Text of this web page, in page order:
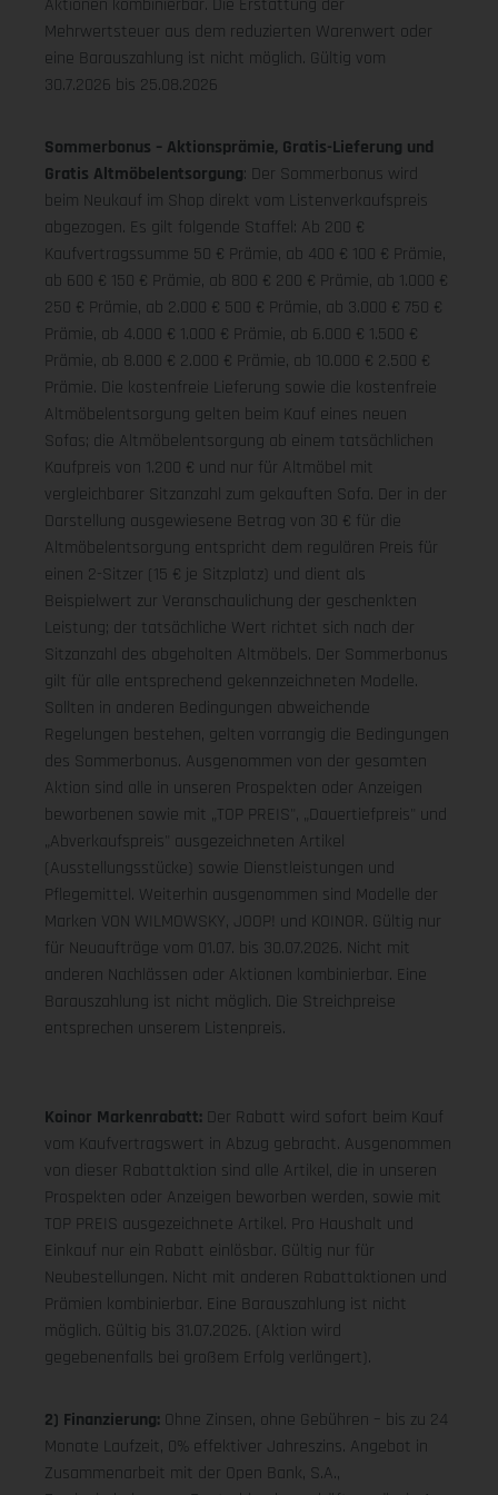
Aktionen kombinierbar. Die Erstattung der
Mehrwertsteuer aus dem reduzierten Warenwert oder
eine Barauszahlung ist nicht möglich. Gültig vom
30.7.2026 bis 25.08.2026
Sommerbonus – Aktionsprämie, Gratis-Lieferung und
Gratis Altmöbelentsorgung: Der Sommerbonus wird
beim Neukauf im Shop direkt vom Listenverkaufspreis
abgezogen. Es gilt folgende Staffel: Ab 200 €
Kaufvertragssumme 50 € Prämie, ab 400 € 100 € Prämie,
ab 600 € 150 € Prämie, ab 800 € 200 € Prämie, ab 1.000 €
250 € Prämie, ab 2.000 € 500 € Prämie, ab 3.000 € 750 €
Prämie, ab 4.000 € 1.000 € Prämie, ab 6.000 € 1.500 €
Prämie, ab 8.000 € 2.000 € Prämie, ab 10.000 € 2.500 €
Prämie. Die kostenfreie Lieferung sowie die kostenfreie
Altmöbelentsorgung gelten beim Kauf eines neuen
Sofas; die Altmöbelentsorgung ab einem tatsächlichen
Kaufpreis von 1.200 € und nur für Altmöbel mit
vergleichbarer Sitzanzahl zum gekauften Sofa. Der in der
Darstellung ausgewiesene Betrag von 30 € für die
Altmöbelentsorgung entspricht dem regulären Preis für
einen 2-Sitzer (15 € je Sitzplatz) und dient als
Beispielwert zur Veranschaulichung der geschenkten
Leistung; der tatsächliche Wert richtet sich nach der
Sitzanzahl des abgeholten Altmöbels. Der Sommerbonus
gilt für alle entsprechend gekennzeichneten Modelle.
Sollten in anderen Bedingungen abweichende
Regelungen bestehen, gelten vorrangig die Bedingungen
des Sommerbonus. Ausgenommen von der gesamten
Aktion sind alle in unseren Prospekten oder Anzeigen
beworbenen sowie mit „TOP PREIS", „Dauertiefpreis" und
„Abverkaufspreis" ausgezeichneten Artikel
(Ausstellungsstücke) sowie Dienstleistungen und
Pflegemittel. Weiterhin ausgenommen sind Modelle der
Marken VON WILMOWSKY, JOOP! und KOINOR. Gültig nur
für Neuaufträge vom 01.07. bis 30.07.2026. Nicht mit
anderen Nachlässen oder Aktionen kombinierbar. Eine
Barauszahlung ist nicht möglich. Die Streichpreise
entsprechen unserem Listenpreis.
Koinor Markenrabatt: Der Rabatt wird sofort beim Kauf
vom Kaufvertragswert in Abzug gebracht. Ausgenommen
von dieser Rabattaktion sind alle Artikel, die in unseren
Prospekten oder Anzeigen beworben werden, sowie mit
TOP PREIS ausgezeichnete Artikel. Pro Haushalt und
Einkauf nur ein Rabatt einlösbar. Gültig nur für
Neubestellungen. Nicht mit anderen Rabattaktionen und
Prämien kombinierbar. Eine Barauszahlung ist nicht
möglich. Gültig bis 31.07.2026. (Aktion wird
gegebenenfalls bei großem Erfolg verlängert).
2) Finanzierung: Ohne Zinsen, ohne Gebühren – bis zu 24
Monate Laufzeit, 0% effektiver Jahreszins. Angebot in
Zusammenarbeit mit der Open Bank, S.A.,